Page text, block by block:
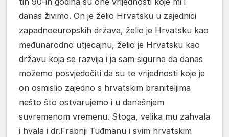
danas živimo. On je želio Hrvatsku u zajednici
zapadnoeuropskih država, želio je Hrvatsku kao
međunarodno utjecajnu, želio je Hrvatsku kao
državu koja se razvija i ja sam sigurna da danas
možemo posvjedočiti da su te vrijednosti koje je
on osmislio zajedno s hrvatskim braniteljima
nešto što ostvarujemo i u današnjem
suvremenom vremenu. Stoga, velika mu zahvala
i hvala i dr.Frabnji Tuđmanu i svim hrvatskim